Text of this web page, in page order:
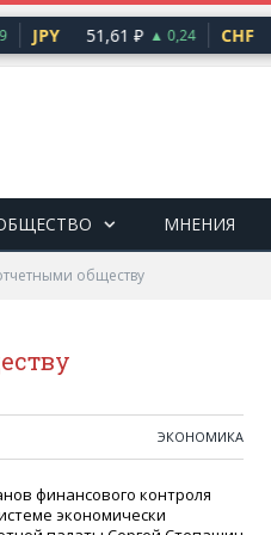
JPY 51,61 ₽ ▲ 0,24 CHF
МНЕНИЯ
обществу
ЭКОНОМИКА
финансового контроля
экономически